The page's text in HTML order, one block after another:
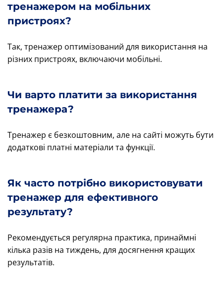
тренажером на мобільних
пристроях?
Так, тренажер оптимізований для використання на
різних пристроях, включаючи мобільні.
Чи варто платити за використання
тренажера?
Тренажер є безкоштовним, але на сайті можуть бути
додаткові платні матеріали та функції.
Як часто потрібно використовувати
тренажер для ефективного
результату?
Рекомендується регулярна практика, принаймні
кілька разів на тиждень, для досягнення кращих
результатів.